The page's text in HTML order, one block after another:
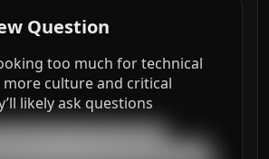
Question
too much for technical
culture and critical
likely ask questions